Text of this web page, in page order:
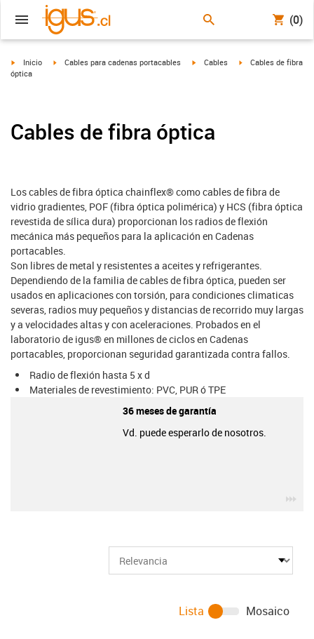
(0)
igus-icon-arrow-right
Inicio igus-icon-arrow-right
Cables para cadenas portacables igus-icon-arrow-right
Cables igus-icon-arrow-right
Cables de fibra
óptica
Cables de fibra óptica
Los cables de fibra óptica chainflex® como cables de fibra de
vidrio gradientes, POF (fibra óptica polimérica) y HCS (fibra óptica
revestida de sílica dura) proporcionan los radios de flexión
mecánica más pequeños para la aplicación en Cadenas
portacables.
Son libres de metal y resistentes a aceites y refrigerantes.
Dependiendo de la familia de cables de fibra óptica, pueden ser
usados en aplicaciones con torsión, para condiciones climaticas
severas, radios muy pequeños y distancias de recorrido muy largas
y a velocidades altas y con aceleraciones. Probados en el
laboratorio de igus® en millones de ciclos en Cadenas
portacables, proporcionan seguridad garantizada contra fallos.
Radio de flexión hasta 5 x d
Materiales de revestimiento: PVC, PUR ó TPE
36 meses de garantía
Vd. puede esperarlo de nosotros.
Lista Mosaico